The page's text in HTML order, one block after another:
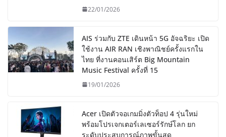
22/01/2026
AIS ร่วมกับ ZTE เดินหน้า 5G อัจฉริยะ เปิด
ใช้งาน AIR RAN เชิงพาณิชย์ครั้งแรกใน
ไทย ที่งานคอนเสิร์ต Big Mountain
Music Festival ครั้งที่ 15
19/01/2026
Acer เปิดตัวจอเกมมิ่งตัวท็อป 4 รุ่นใหม่
พร้อมโปรเจกเตอร์เลเซอร์รักษ์โลก ยก
ระดับประสบการณ์ภาพขั้นสุด